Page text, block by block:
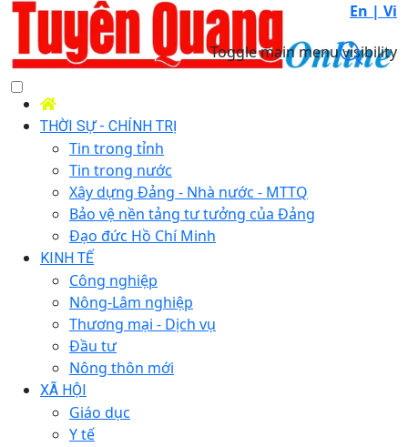
En | Vi
Toggle main menu visibility
THỜI SỰ - CHÍNH TRỊ
Tin trong tỉnh
Tin trong nước
Xây dựng Đảng - Nhà nước - MTTQ
Bảo vệ nền tảng tư tưởng của Đảng
Đạo đức Hồ Chí Minh
KINH TẾ
Công nghiệp
Nông-Lâm nghiệp
Thương mại - Dịch vụ
Đầu tư
Nông thôn mới
XÃ HỘI
Giáo dục
Y tế